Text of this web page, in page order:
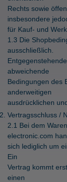
Rechts sowie
insbesondere
für Kauf- und
1.3 Die
ausschließlich.
abweichende
Bedingungen des
anderweitigen
ausdrücklichen
Vertragsschluss /
2.1 Bei dem
electronic.com
sich lediglich um
Ein
Vertrag kommt
einen